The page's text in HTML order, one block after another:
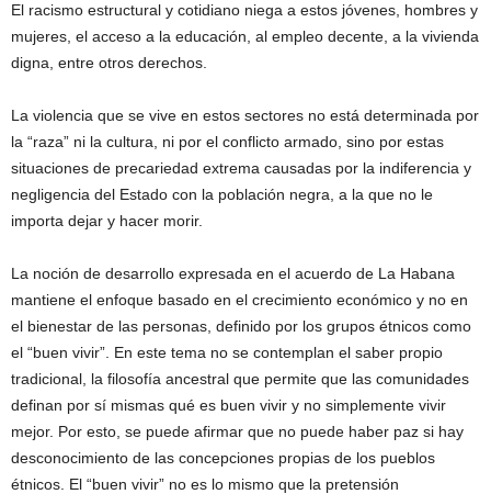
El racismo estructural y cotidiano niega a estos jóvenes, hombres y
mujeres, el acceso a la educación, al empleo decente, a la vivienda
digna, entre otros derechos.
La violencia que se vive en estos sectores no está determinada por
la “raza” ni la cultura, ni por el conflicto armado, sino por estas
situaciones de precariedad extrema causadas por la indiferencia y
negligencia del Estado con la población negra, a la que no le
importa dejar y hacer morir.
La noción de desarrollo expresada en el acuerdo de La Habana
mantiene el enfoque basado en el crecimiento económico y no en
el bienestar de las personas, definido por los grupos étnicos como
el “buen vivir”. En este tema no se contemplan el saber propio
tradicional, la filosofía ancestral que permite que las comunidades
definan por sí mismas qué es buen vivir y no simplemente vivir
mejor. Por esto, se puede afirmar que no puede haber paz si hay
desconocimiento de las concepciones propias de los pueblos
étnicos. El “buen vivir” no es lo mismo que la pretensión